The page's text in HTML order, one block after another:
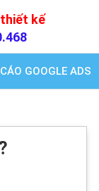
kế
GOOGLE ADS